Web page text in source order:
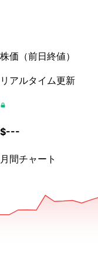
株価 （前日終値）
リアルタイム更新
$---
月間チャート